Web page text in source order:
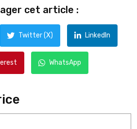
cet article :
Twitter (X) LinkedIn
WhatsApp